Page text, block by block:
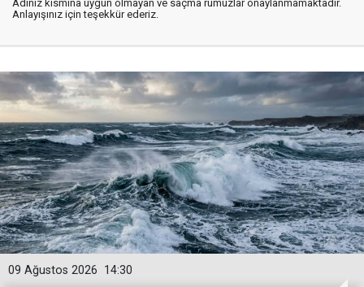
Adınız kısmına uygun olmayan ve saçma rumuzlar onaylanmamaktadır.
Anlayışınız için teşekkür ederiz.
14:30
09 Ağustos 2026